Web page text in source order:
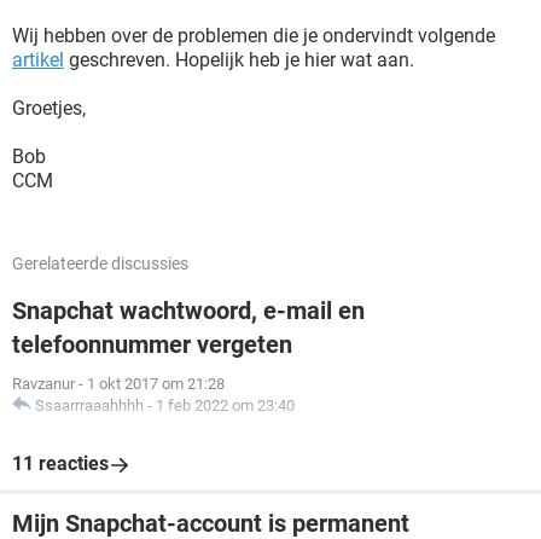
Wij hebben over de problemen die je ondervindt volgende
artikel geschreven. Hopelijk heb je hier wat aan.
Groetjes,
Bob
CCM
Gerelateerde discussies
Snapchat wachtwoord, e-mail en
telefoonnummer vergeten
Ravzanur - 1 okt 2017 om 21:28
Ssaarrraaahhhh - 1 feb 2022 om 23:40
11 reacties
Mijn Snapchat-account is permanent